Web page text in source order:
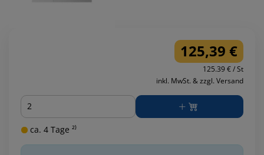
125,39 €
125.39 € / St
inkl. MwSt. & zzgl. Versand
Menge
ca. 4 Tage ²⁾